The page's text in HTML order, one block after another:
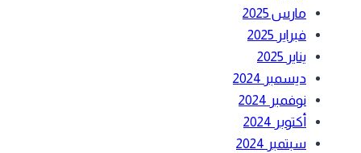
مارس 2025
فبراير 2025
يناير 2025
ديسمبر 2024
نوفمبر 2024
أكتوبر 2024
سبتمبر 2024